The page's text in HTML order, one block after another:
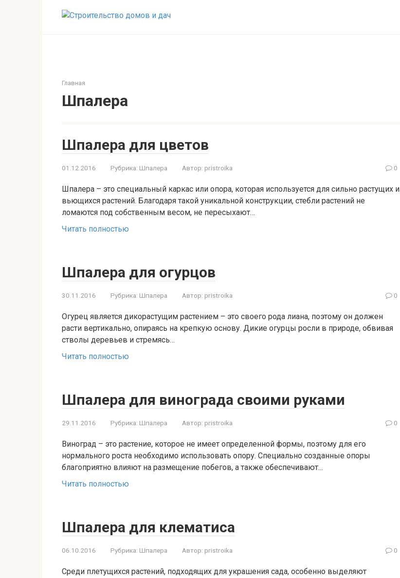
Главная
Шпалера
Шпалера для цветов
01.12.2016 Рубрика: Шпалера Автор: pristroika 0
Шпалера – это специальный каркас или опора, которая используется для сильно растущих и
вьющихся растений. Благодаря такой уникальной конструкции, стебли растений не
ломаются под собственным весом, не пересыхают…
Читать полностью
Шпалера для огурцов
30.11.2016 Рубрика: Шпалера Автор: pristroika 0
Огурец является дикорастущим растением – это своего рода лиана, поэтому он должен
расти вертикально, опираясь на крепкую основу. Дикие огурцы росли в природе, обвивая
стволы деревьев и стремясь…
Читать полностью
Шпалера для винограда своими руками
29.11.2016 Рубрика: Шпалера Автор: pristroika 0
Виноград – это растение, которое не имеет определенной формы, поэтому для его
нормального роста необходимо использовать опору. Специально созданные опоры
благоприятно влияют на размещение побегов, а также обеспечивают…
Читать полностью
Шпалера для клематиса
06.10.2016 Рубрика: Шпалера Автор: pristroika 0
Среди плетущихся растений, подходящих для украшения сада, особенно выделяют